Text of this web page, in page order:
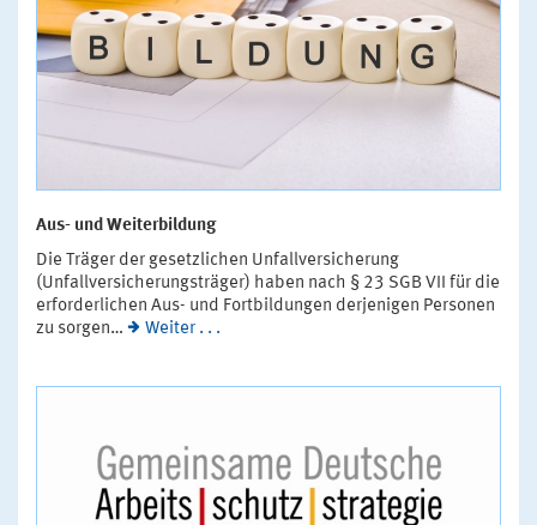
Aus- und Weiterbildung
Die Träger der gesetzlichen Unfallversicherung
(Unfallversicherungsträger) haben nach § 23 SGB VII für die
erforderlichen Aus- und Fortbildungen derjenigen Personen
zu sorgen…
Weiter . . .